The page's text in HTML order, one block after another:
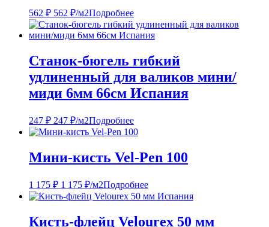
562 ₽ 562 ₽/м2Подробнее
Станок-бюгель гибкий
удлиненный для валиков мини/
миди 6мм 66см Испания
247 ₽ 247 ₽/м2Подробнее
Мини-кисть Vel-Pen 100
1 175 ₽ 1 175 ₽/м2Подробнее
Кисть-флейц Velourex 50 мм